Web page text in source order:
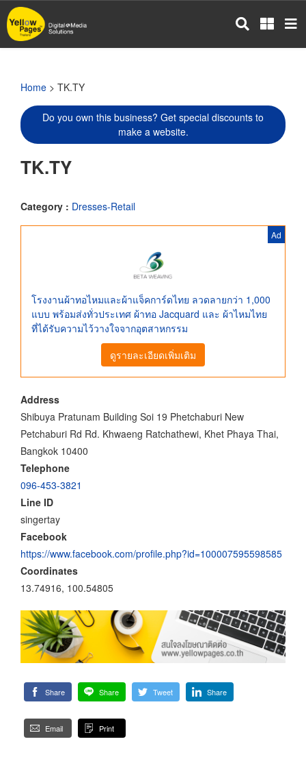
Skip
to
main
Home > TK.TY
Do you own this business? Get special discounts to
make a website.
TK.TY
Category : Dresses-Retail
Ad
โรงงานผ้าทอไหมและผ้าแจ็คการ์ดไทย ลวดลายกว่า 1,000
แบบ พร้อมส่งทั่วประเทศ ผ้าทอ Jacquard และ ผ้าไหมไทย
ที่ได้รับความไว้วางใจจากอุตสาหกรรม
ดูรายละเอียดเพิ่มเติม
Address
Shibuya Pratunam Building Soi 19 Phetchaburi New
Petchaburi Rd Rd. Khwaeng Ratchathewi, Khet Phaya Thai,
Bangkok 10400
Telephone
096-453-3821
Line ID
singertay
Facebook
https://www.facebook.com/profile.php?id=100007595598585
Coordinates
13.74916, 100.54805
Share Share Tweet Share
Email Print